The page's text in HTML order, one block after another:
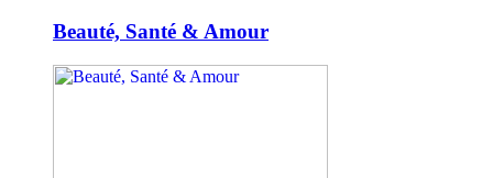
Beauté, Santé & Amour